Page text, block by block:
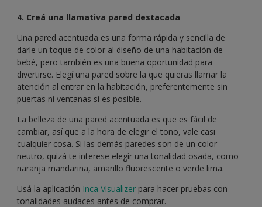
4. Creá una llamativa pared destacada
Una pared acentuada es una forma rápida y sencilla de
darle un toque de color al diseño de una habitación de
bebé, pero también es una buena oportunidad para
divertirse. Elegí una pared sobre la que quieras llamar la
atención al entrar en la habitación, preferentemente sin
puertas ni ventanas si es posible.
La belleza de una pared acentuada es que es fácil de
cambiar, así que a la hora de elegir el tono, vale casi
cualquier cosa. Si las demás paredes son de un color
neutro, quizá te interese elegir una tonalidad osada, como
naranja mandarina, amarillo fluorescente o verde lima.
Usá la aplicación Inca Visualizer para hacer pruebas con
tonalidades audaces antes de comprar.